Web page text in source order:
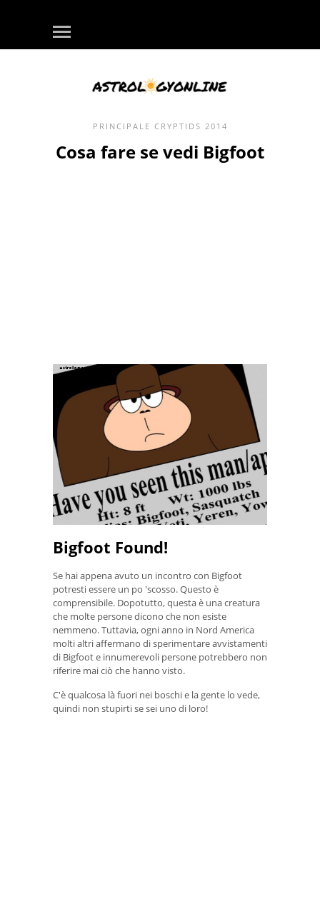
PRINCIPALE CRYPTIDS 2014
Cosa fare se vedi Bigfoot
Bigfoot Found!
Se hai appena avuto un incontro con Bigfoot
potresti essere un po 'scosso. Questo è
comprensibile. Dopotutto, questa è una creatura
che molte persone dicono che non esiste
nemmeno. Tuttavia, ogni anno in Nord America
molti altri affermano di sperimentare avvistamenti
di Bigfoot e innumerevoli persone potrebbero non
riferire mai ciò che hanno visto.
C'è qualcosa là fuori nei boschi e la gente lo vede,
quindi non stupirti se sei uno di loro!